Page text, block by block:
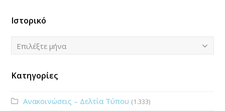
Ιστορικό
Ιστορικό
Επιλέξτε μήνα
Κατηγορίες
Ανακοινώσεις – Δελτία Τύπου (1.333)